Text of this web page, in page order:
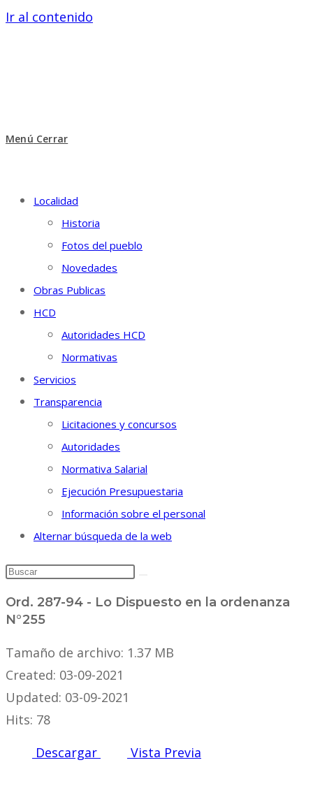
Ir al contenido
Menú Cerrar
Localidad
Historia
Fotos del pueblo
Novedades
Obras Publicas
HCD
Autoridades HCD
Normativas
Servicios
Transparencia
Licitaciones y concursos
Autoridades
Normativa Salarial
Ejecución Presupuestaria
Información sobre el personal
Alternar búsqueda de la web
Ord. 287-94 - Lo Dispuesto en la ordenanza
N°255
Tamaño de archivo: 1.37 MB
Created: 03-09-2021
Updated: 03-09-2021
Hits: 78
Descargar
Vista Previa